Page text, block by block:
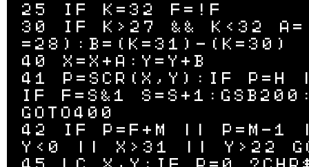
25 IF K=32 F=!F
30 IF K>27 && K<32
=28):B=(K=31)-(K=30)
40 X=X+A:Y=Y+B
41 P=SCR(X,Y):IF P=H
IF F=S&1
GOTO400
42 IF P=F+M || P=M-
Y<0 || X>31 || Y>22
45 LC X,Y:IF P=0